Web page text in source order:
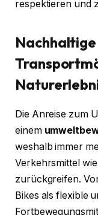
respektieren und
Nachhaltige
Die Anreise zum
einem
weshalb immer
Verkehrsmittel
zurückgreifen.
Bikes als flexible